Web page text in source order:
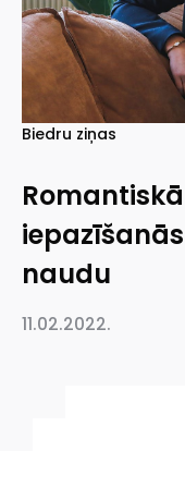
Biedru ziņas
naudu
11.02.2022.